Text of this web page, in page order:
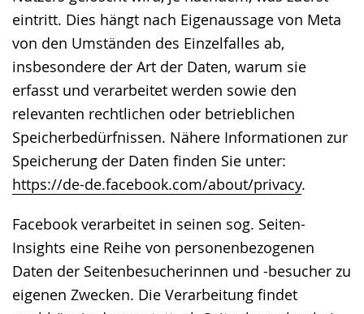
eintritt. Dies hängt nach Eigenaussage von Meta
von den Umständen des Einzelfalles ab,
insbesondere der Art der Daten, warum sie
erfasst und verarbeitet werden sowie den
relevanten rechtlichen oder betrieblichen
Speicherbedürfnissen. Nähere Informationen zur
Speicherung der Daten finden Sie unter:
https://de-de.facebook.com/about/privacy.
Facebook verarbeitet in seinen sog. Seiten-
Insights eine Reihe von personenbezogenen
Daten der Seitenbesucherinnen und -besucher zu
eigenen Zwecken. Die Verarbeitung findet